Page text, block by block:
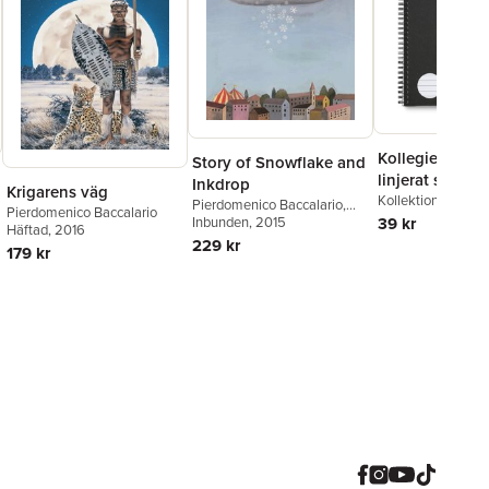
Krigarens väg
Pierdomenico Baccalario
Häftad, 2016
179 kr
Story of Snowflake and
Inkdrop
Pierdomenico Baccalario,
Alessandro Gatti
Mulazzani
Inbunden, 2015
229 kr
Kollegieblock
linjerat svart
Kollektion Stora A
39 kr